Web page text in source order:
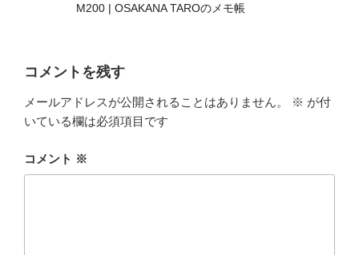
M200 | OSAKANA TAROのメモ帳
コメントを残す
メールアドレスが公開されることはありません。 ※ が付
いている欄は必須項目です
コメント ※